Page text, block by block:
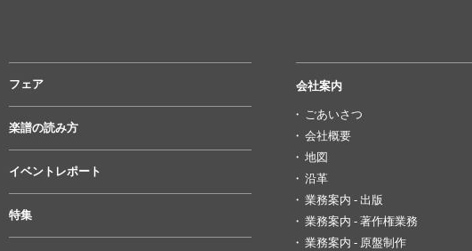
フェア
楽譜の読み方
イベントレポート
特集
会社案内
ごあいさつ
会社概要
地図
沿革
業務案内 - 出版
業務案内 - 著作権業務
業務案内 - 原盤制作